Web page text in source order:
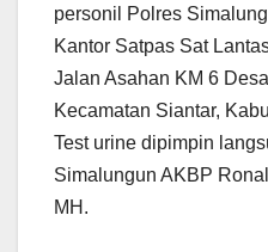
personil Polres
Kantor Satpas Sat
Jalan Asahan KM 6
Kecamatan Siantar,
Test urine dipimpin
Simalungun AKBP
MH.